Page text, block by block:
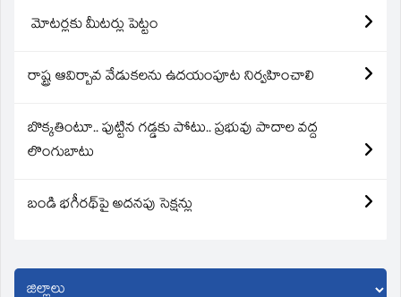
మోటర్లకు మీటర్లు పెట్టం
రాష్ట్ర ఆవిర్బావ వేడుకలను ఉదయంపూట నిర్వహించాలి
బొక్కతింటూ.. పుట్టిన గడ్డకు పోటు.. ప్రభువు పాదాల వద్ద
లొంగుబాటు
బండి భగీరథ్‌పై అదనపు సెక్షన్లు